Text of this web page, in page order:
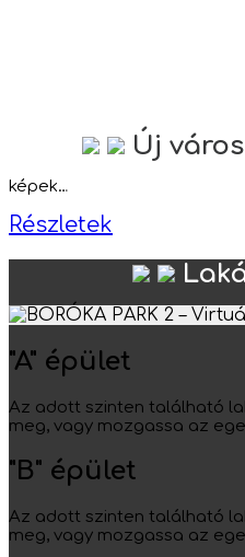
Új
képek…
Részletek
"A" épület
Az adott szinten található
meg, vagy mozgassa az
"B" épület
Az adott szinten található
meg, vagy mozgassa az